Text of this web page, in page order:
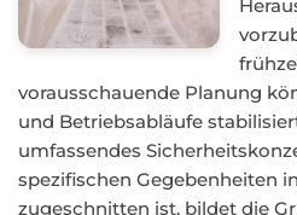
vorausschauende Planung
und Betriebsabläufe
umfassendes
spezifischen Gegebenheiten
zugeschnitten ist, bildet die